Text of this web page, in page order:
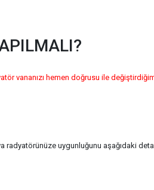
vananızı hemen doğrusu ile
uygunluğunu aşağıdaki